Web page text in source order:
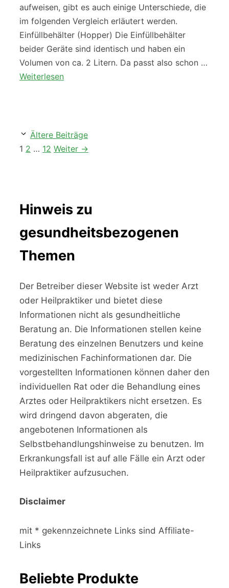
aufweisen, gibt es auch einige Unterschiede, die
im folgenden Vergleich erläutert werden.
Einfüllbehälter (Hopper) Die Einfüllbehälter
beider Geräte sind identisch und haben ein
Volumen von ca. 2 Litern. Da passt also schon …
Weiterlesen
Ältere Beiträge
Seite
1 Seite
2 … Seite
12 Weiter →
Hinweis zu
gesundheitsbezogenen
Themen
Der Betreiber dieser Website ist weder Arzt
oder Heilpraktiker und bietet diese
Informationen nicht als gesundheitliche
Beratung an. Die Informationen stellen keine
Beratung des einzelnen Benutzers und keine
medizinischen Fachinformationen dar. Die
vorgestellten Informationen können daher den
individuellen Rat oder die Behandlung eines
Arztes oder Heilpraktikers nicht ersetzen. Es
wird dringend davon abgeraten, die
angebotenen Informationen als
Selbstbehandlungshinweise zu benutzen. Im
Erkrankungsfall ist auf alle Fälle ein Arzt oder
Heilpraktiker aufzusuchen.
Disclaimer
mit * gekennzeichnete Links sind Affiliate-
Links
Beliebte Produkte